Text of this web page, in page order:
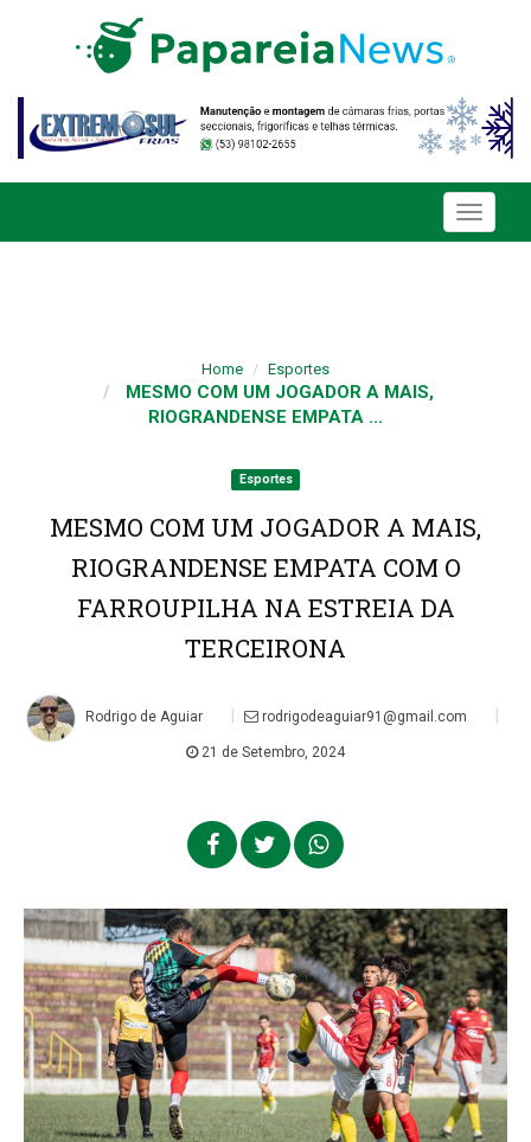
Toggle
Home Esportes
MESMO COM UM JOGADOR A MAIS,
RIOGRANDENSE EMPATA ...
Esportes
MESMO COM UM JOGADOR A MAIS,
RIOGRANDENSE EMPATA COM O
FARROUPILHA NA ESTREIA DA
TERCEIRONA
Rodrigo de Aguiar rodrigodeaguiar91@gmail.com
21 de Setembro, 2024